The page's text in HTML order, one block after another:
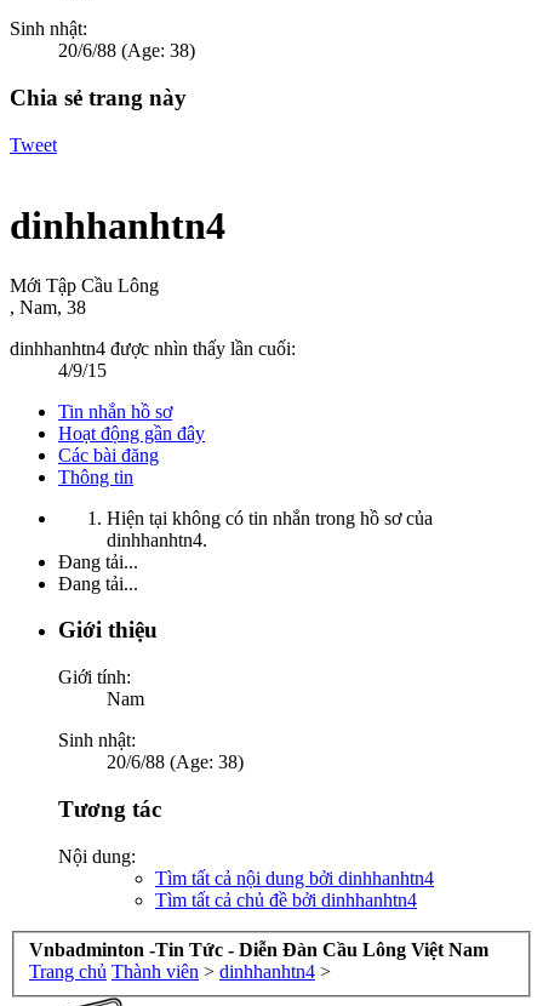
Sinh nhật:
20/6/88 (Age: 38)
Chia sẻ trang này
Tweet
dinhhanhtn4
Mới Tập Cầu Lông
, Nam, 38
dinhhanhtn4 được nhìn thấy lần cuối:
4/9/15
Tin nhắn hồ sơ
Hoạt động gần đây
Các bài đăng
Thông tin
Hiện tại không có tin nhắn trong hồ sơ của
dinhhanhtn4.
Đang tải...
Đang tải...
Giới thiệu
Giới tính:
Nam
Sinh nhật:
20/6/88 (Age: 38)
Tương tác
Nội dung:
Tìm tất cả nội dung bởi dinhhanhtn4
Tìm tất cả chủ đề bởi dinhhanhtn4
Vnbadminton -Tin Tức - Diễn Đàn Cầu Lông Việt Nam
Trang chủ Thành viên > dinhhanhtn4 >